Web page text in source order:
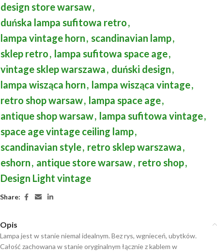
design store warsaw,
duńska lampa sufitowa retro,
lampa vintage horn, scandinavian lamp,
sklep retro, lampa sufitowa space age,
vintage sklep warszawa, duński design,
lampa wisząca horn, lampa wisząca vintage,
retro shop warsaw, lampa space age,
antique shop warsaw, lampa sufitowa vintage,
space age vintage ceiling lamp,
scandinavian style, retro sklep warszawa,
eshorn, antique store warsaw, retro shop,
Design Light vintage
Share:
Opis
Lampa jest w stanie niemal idealnym. Bez rys, wgnieceń, ubytków.
Całość zachowana w stanie oryginalnym łącznie z kablem w